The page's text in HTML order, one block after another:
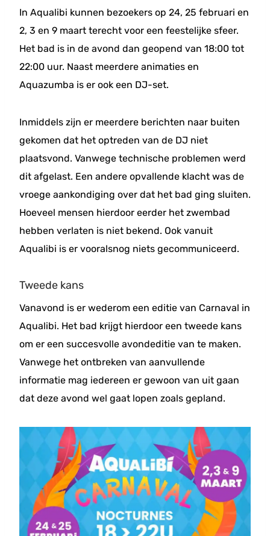
In Aqualibi kunnen bezoekers op 24, 25 februari en
2, 3 en 9 maart terecht voor een feestelijke sfeer.
Het bad is in de avond dan geopend van 18:00 tot
22:00 uur. Naast meerdere animaties en
Aquazumba is er ook een DJ-set.
Inmiddels zijn er meerdere berichten naar buiten
gekomen dat het optreden van de DJ niet
plaatsvond. Vanwege technische problemen werd
dit afgelast. Een andere opvallende klacht was de
vroege aankondiging over dat het bad ging sluiten.
Hoeveel mensen hierdoor eerder het zwembad
hebben verlaten is niet bekend. Ook vanuit
Aqualibi is er vooralsnog niets gecommuniceerd.
Tweede kans
Vanavond is er wederom een editie van Carnaval in
Aqualibi. Het bad krijgt hierdoor een tweede kans
om er een succesvolle avondeditie van te maken.
Vanwege het ontbreken van aanvullende
informatie mag iedereen er gewoon van uit gaan
dat deze avond wel gaat lopen zoals gepland.